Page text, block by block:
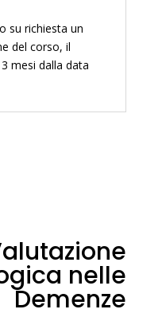
su richiesta un
del corso, il
mesi dalla data
nelle
Demenze